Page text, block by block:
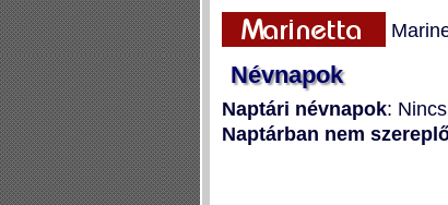
Névnapok
Naptári névnapok:
Naptárban nem